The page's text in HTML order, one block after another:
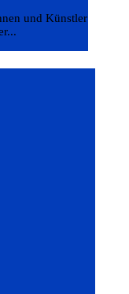
und Künstler